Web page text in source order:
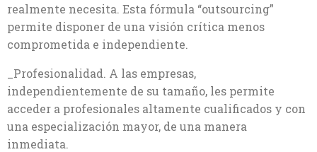
realmente necesita. Esta fórmula “outsourcing”
permite disponer de una visión crítica menos
comprometida e independiente.
_Profesionalidad. A las empresas,
independientemente de su tamaño, les permite
acceder a profesionales altamente cualificados y con
una especialización mayor, de una manera
inmediata.